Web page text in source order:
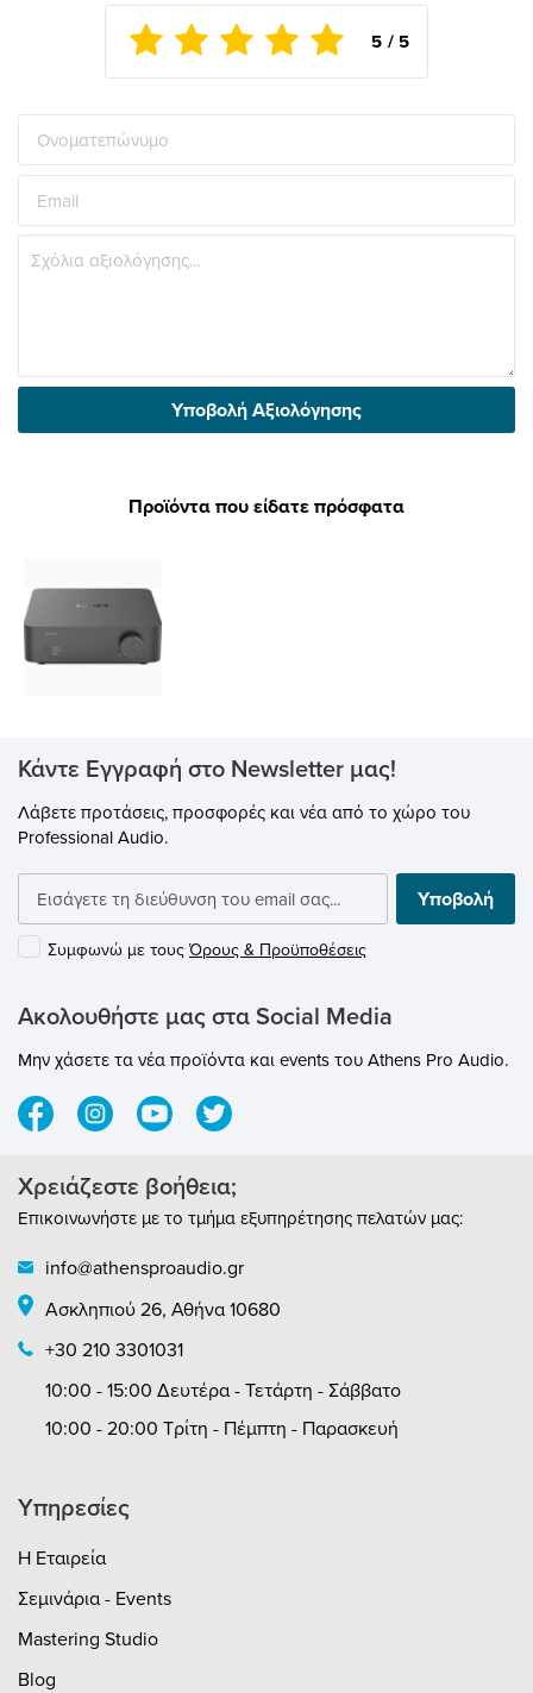
Υποβολή Αξιολόγησης
Προϊόντα που είδατε πρόσφατα
Κάντε Εγγραφή στο Newsletter μας!
Λάβετε προτάσεις, προσφορές και νέα από το χώρο του
Professional Audio.
Υποβολή
Συμφωνώ με τους Όρους & Προϋποθέσεις
Ακολουθήστε μας στα Social Media
Μην χάσετε τα νέα προϊόντα και events του Athens Pro Audio.
Χρειάζεστε βοήθεια;
Επικοινωνήστε με το τμήμα εξυπηρέτησης πελατών μας:
info@athensproaudio.gr
Ασκληπιού 26, Αθήνα 10680
+30 210 3301031
10:00 - 15:00 Δευτέρα - Τετάρτη - Σάββατο
10:00 - 20:00 Τρίτη - Πέμπτη - Παρασκευή
Υπηρεσίες
Η Εταιρεία
Σεμινάρια - Events
Mastering Studio
Blog